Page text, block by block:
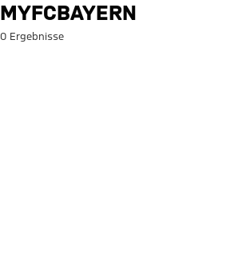
Suche: myFCBAYERN
MYFCBAYERN
0 Ergebnisse